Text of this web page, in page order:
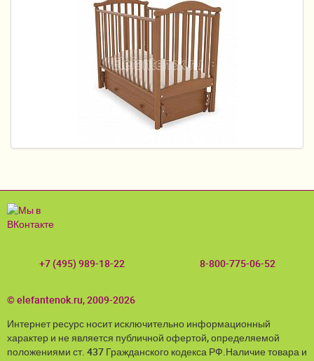
Мебель и аксессуары
Постельные принадлежности
Качели, шезлонги
Безопасность ребенка
Игры и развитие
Принадлежности для выписки
Сумки для мам и детей
Кенгуру и слинги
+7 (495) 989-18-22 8-800-775-06-52
© elefantenok.ru, 2009-2026
Интернет ресурс носит исключительно информационный
характер и не является публичной офертой, определяемой
положениями ст. 437 Гражданского кодекса РФ.Наличие товара и